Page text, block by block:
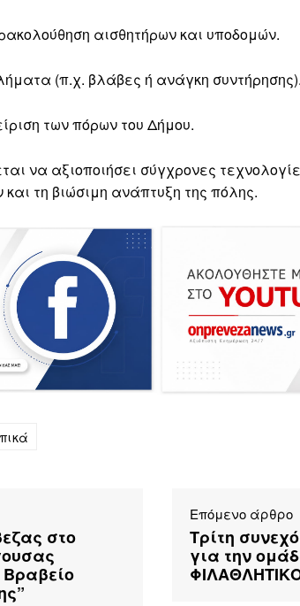
αισθητήρων και υποδομών.
(π.χ. βλάβες ή ανάγκη συντήρησης).
των πόρων του Δήμου.
να αξιοποιήσει σύγχρονες
τη βιώσιμη ανάπτυξη της πόλης.
στο
Βραβείο
Επόμενο άρθρο
Τρίτη
για την